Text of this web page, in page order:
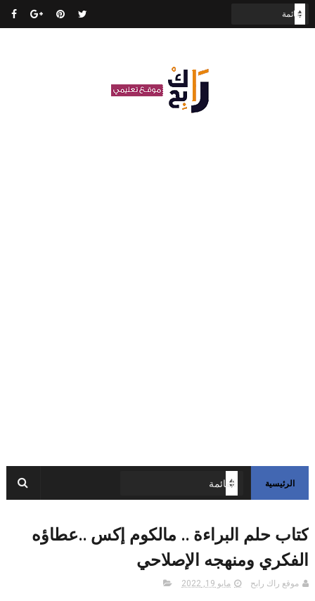
الرئيسية
كتاب حلم البراءة .. مالكوم إكس ..عطاؤه
الفكري ومنهجه الإصلاحي
موقع راك رابح مايو 19, 2022